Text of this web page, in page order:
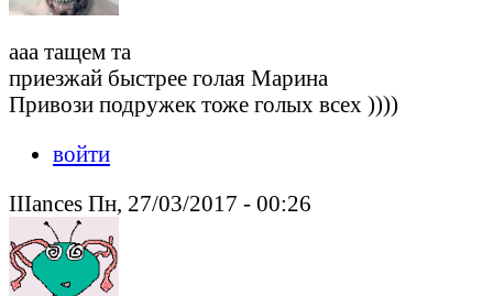
ааа тащем та
приезжай быстрее голая Марина
Привози подружек тоже голых всех ))))
войти
IIIances Пн, 27/03/2017 - 00:26